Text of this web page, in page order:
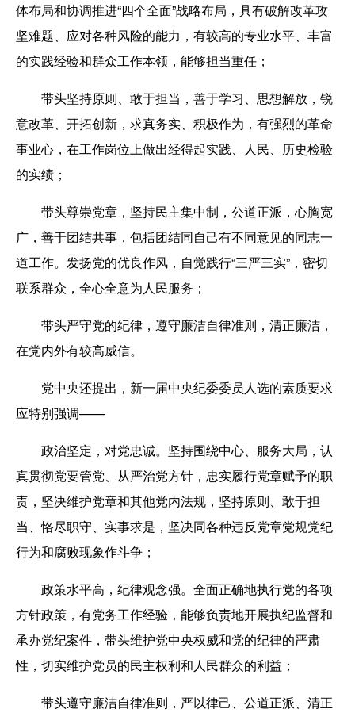
体布局和协调推进“四个全面”战略布局，具有破解改革攻
坚难题、应对各种风险的能力，有较高的专业水平、丰富
的实践经验和群众工作本领，能够担当重任；
带头坚持原则、敢于担当，善于学习、思想解放，锐
意改革、开拓创新，求真务实、积极作为，有强烈的革命
事业心，在工作岗位上做出经得起实践、人民、历史检验
的实绩；
带头尊崇党章，坚持民主集中制，公道正派，心胸宽
广，善于团结共事，包括团结同自己有不同意见的同志一
道工作。发扬党的优良作风，自觉践行“三严三实”，密切
联系群众，全心全意为人民服务；
带头严守党的纪律，遵守廉洁自律准则，清正廉洁，
在党内外有较高威信。
党中央还提出，新一届中央纪委委员人选的素质要求
应特别强调——
政治坚定，对党忠诚。坚持围绕中心、服务大局，认
真贯彻党要管党、从严治党方针，忠实履行党章赋予的职
责，坚决维护党章和其他党内法规，坚持原则、敢于担
当、恪尽职守、实事求是，坚决同各种违反党章党规党纪
行为和腐败现象作斗争；
政策水平高，纪律观念强。全面正确地执行党的各项
方针政策，有党务工作经验，能够负责地开展执纪监督和
承办党纪案件，带头维护党中央权威和党的纪律的严肃
性，切实维护党员的民主权利和人民群众的利益；
带头遵守廉洁自律准则，严以律己、公道正派、清正